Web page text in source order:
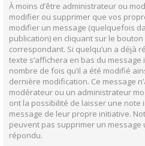
À moins d’être administrateur ou
modifier ou supprimer que vos
modifier un message (quelquefois
publication) en cliquant sur le bouton
correspondant. Si quelqu’un a déjà
texte s’affichera en bas du message
nombre de fois qu’il a été modifié
dernière modification. Ce message
modérateur ou un administrateur
ont la possibilité de laisser une note
message de leur propre initiative.
peuvent pas supprimer un message
répondu.